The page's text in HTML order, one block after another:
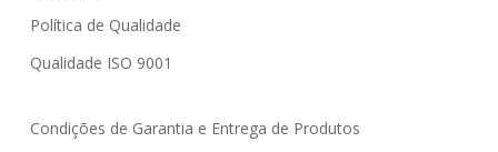
Política de Qualidade
Qualidade ISO 9001
Condições de Garantia e Entrega de Produtos